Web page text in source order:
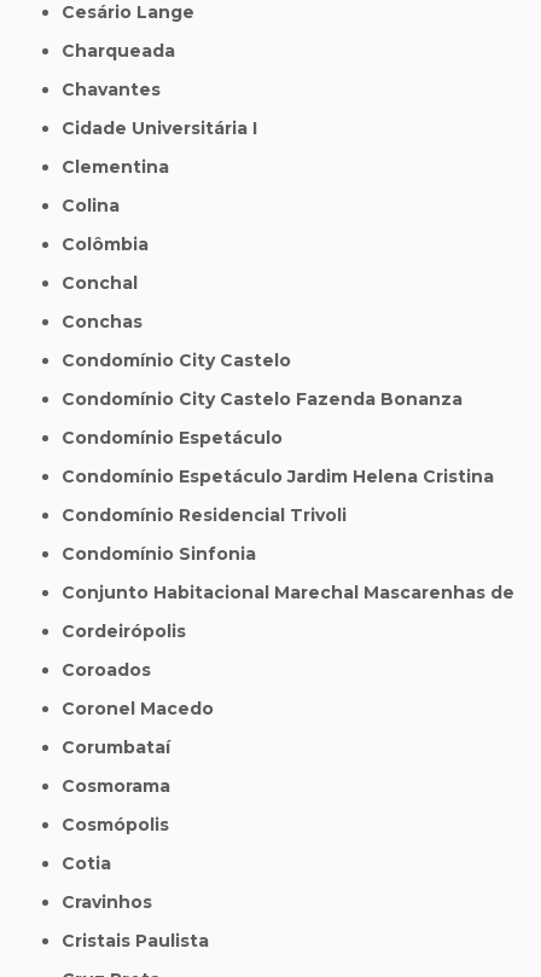
Cesário Lange
Charqueada
Chavantes
Cidade Universitária I
Clementina
Colina
Colômbia
Conchal
Conchas
Condomínio City Castelo
Condomínio City Castelo Fazenda Bonanza
Condomínio Espetáculo
Condomínio Espetáculo Jardim Helena Cristina
Condomínio Residencial Trivoli
Condomínio Sinfonia
Conjunto Habitacional Marechal Mascarenhas de
Cordeirópolis
Coroados
Coronel Macedo
Corumbataí
Cosmorama
Cosmópolis
Cotia
Cravinhos
Cristais Paulista